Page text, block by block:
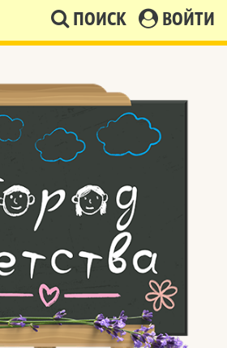
ВОЙТИ
ПОИСК